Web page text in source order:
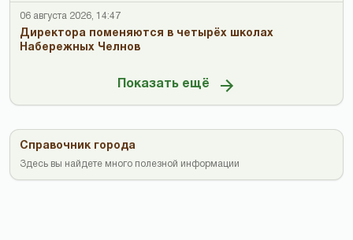
06 августа 2026, 14:47
Директора поменяются в четырёх школах
Набережных Челнов
Показать ещё
Справочник города
Здесь вы найдете много полезной информации